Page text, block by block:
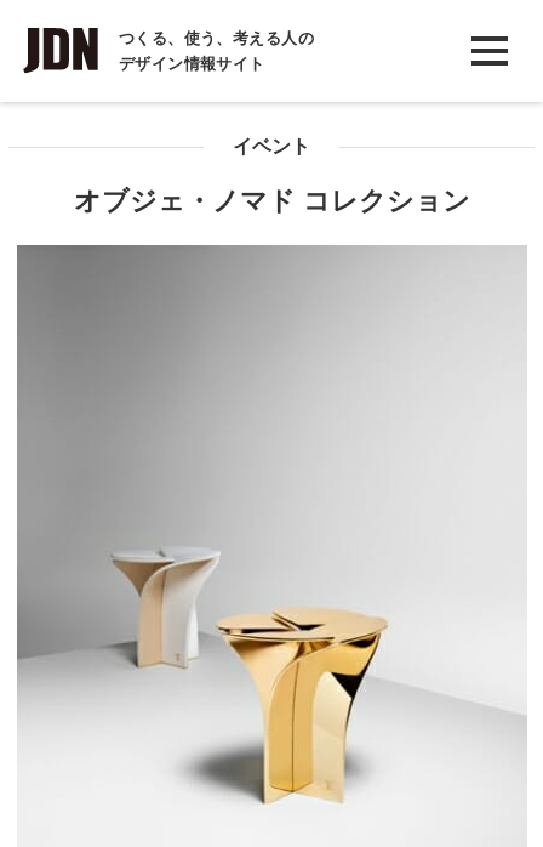
つくる、使う、考える人の
デザイン情報サイト
INTERVIEW
インタビュー
イベント
オブジェ・ノマド コレクション